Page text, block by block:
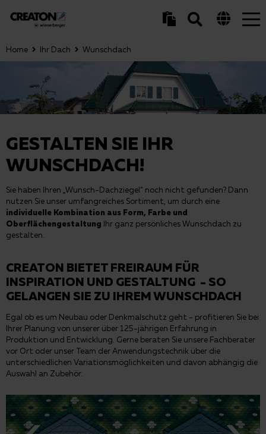
Home Ihr Dach Wunschdach
GESTALTEN SIE IHR
WUNSCHDACH!
Sie haben Ihren „Wunsch-Dachziegel“ noch nicht gefunden? Dann
nutzen Sie unser umfangreiches Sortiment, um durch eine
individuelle Kombination aus Form, Farbe und
Oberflächengestaltung Ihr ganz persönliches Wunschdach zu
gestalten.
CREATON BIETET FREIRAUM FÜR
INSPIRATION UND GESTALTUNG - SO
GELANGEN SIE ZU IHREM WUNSCHDACH
Egal ob es um Neubau oder Denkmalschutz geht - profitieren Sie bei
Ihrer Planung von unserer über 125-jährigen Erfahrung in
Produktion und Entwicklung. Gerne beraten Sie unsere Fachberater
vor Ort oder unser Team der Anwendungstechnik über die
unterschiedlichen Variationsmöglichkeiten und davon abhängig die
Auswahl an Zubehör.